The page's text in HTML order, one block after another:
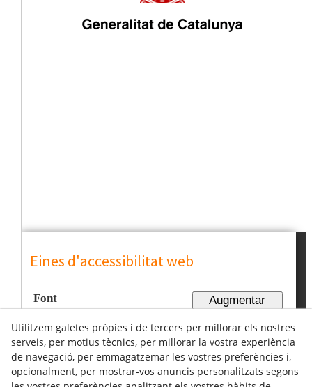
Eines d'accessibilitat web
Font Augmentar
Contrast Afegir
Utilitzem galetes pròpies i de tercers per millorar els nostres
serveis, per motius tècnics, per millorar la vostra experiència
de navegació, per emmagatzemar les vostres preferències i,
opcionalment, per mostrar-vos anuncis personalitzats segons